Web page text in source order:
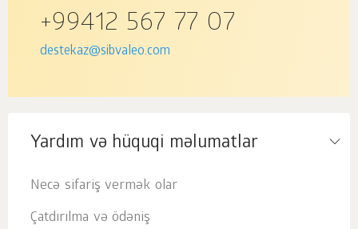
+99412 567 77 07
destekaz@sibvaleo.com
Yardım və hüquqi məlumatlar
Necə sifariş vermək olar
Çatdırılma və ödəniş